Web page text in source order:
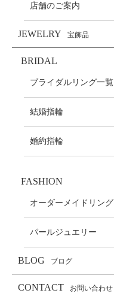
店舗のご案内
JEWELRY 宝飾品
BRIDAL
ブライダルリング一覧
結婚指輪
婚約指輪
FASHION
オーダーメイドリング
パールジュエリー
BLOG ブログ
CONTACT お問い合わせ